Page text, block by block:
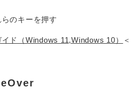
のキーを押す
ド（Windows 11,Windows 10）
＜